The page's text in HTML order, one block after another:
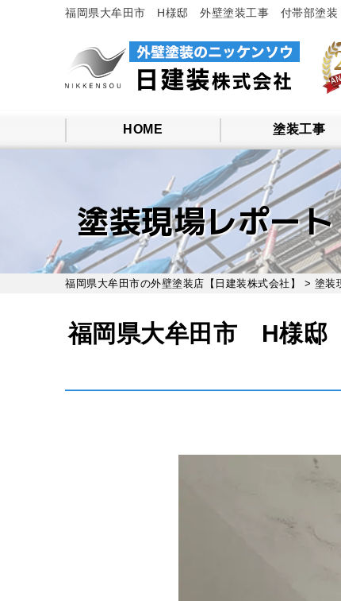
福岡県大牟田市 H様邸 外壁塗装工事 付帯部塗装
HOME 塗装工事
塗装現場レポート
福岡県大牟田市の外壁塗装店【日建装株式会社】 > 塗装
福岡県大牟田市 H様